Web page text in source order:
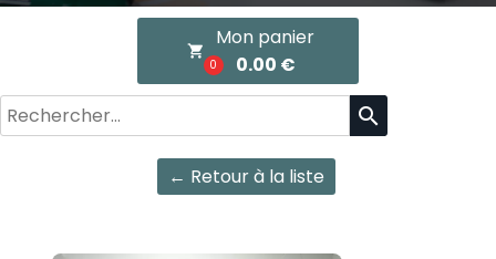
local_grocery_store
0
Mon panier
0.00 €
search
← Retour à la liste